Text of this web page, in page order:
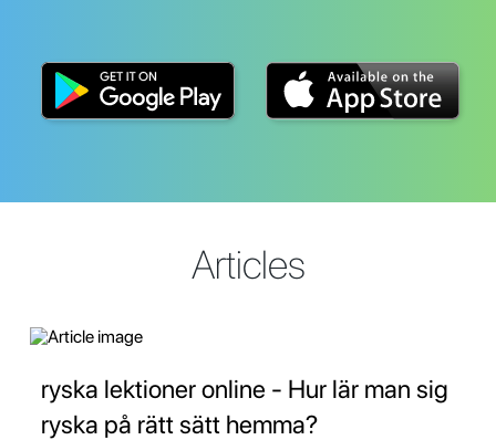
Articles
ryska lektioner online - Hur lär man sig
ryska på rätt sätt hemma?